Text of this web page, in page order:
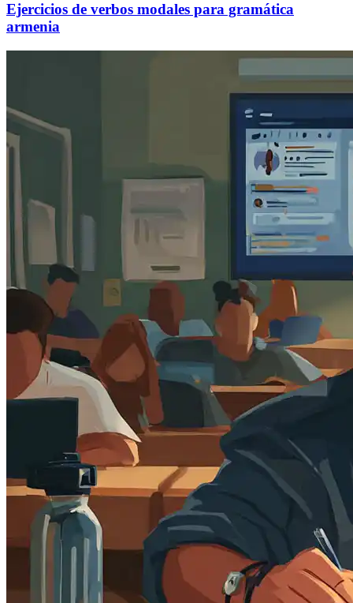
Ejercicios de verbos modales para gramática
armenia